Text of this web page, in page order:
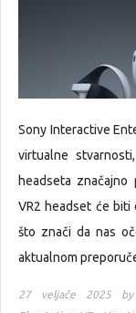
Sony Interactive
virtualne
headseta
VR2 headset će biti
što znači da nas
aktualnom
27 veljače 2025